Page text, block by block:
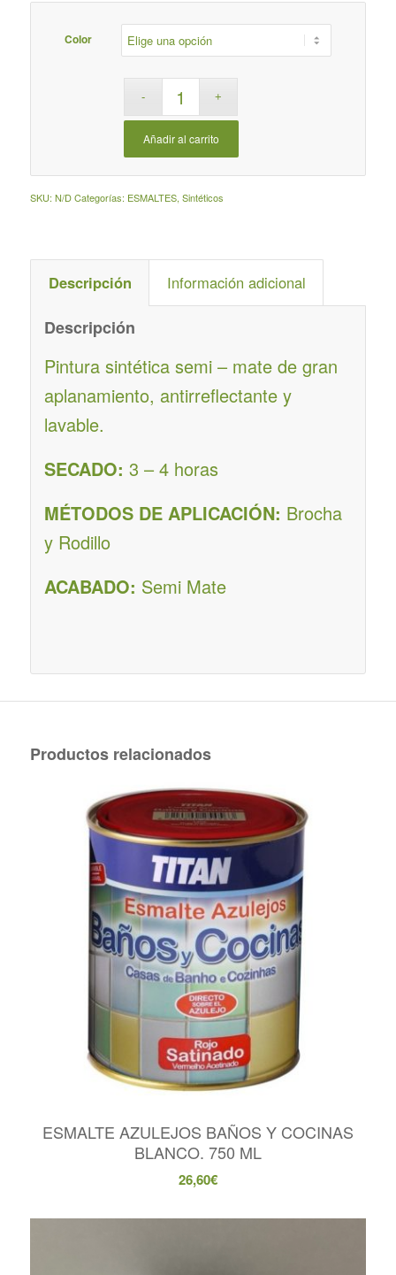
Color
Añadir al carrito
SKU: N/D Categorías: ESMALTES, Sintéticos
Descripción Información adicional
Descripción
Pintura sintética semi – mate de gran
aplanamiento, antirreflectante y
lavable.
SECADO: 3 – 4 horas
MÉTODOS DE APLICACIÓN: Brocha
y Rodillo
ACABADO: Semi Mate
Productos relacionados
ESMALTE AZULEJOS BAÑOS Y COCINAS
BLANCO. 750 ML
26,60€